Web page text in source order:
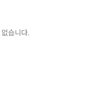
습니다.